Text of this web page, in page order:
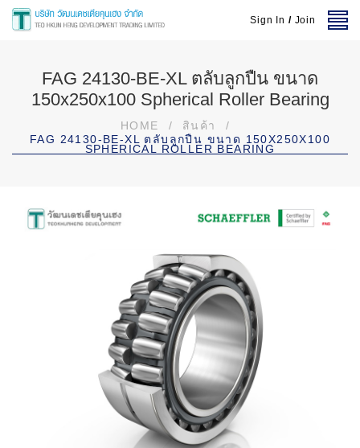
Sign In / Join
FAG 24130-BE-XL ตลับลูกปืน ขนาด
150x250x100 Spherical Roller Bearing
HOME / สินค้า
/
FAG 24130-BE-XL ตลับลูกปืน ขนาด 150X250X100
SPHERICAL ROLLER BEARING